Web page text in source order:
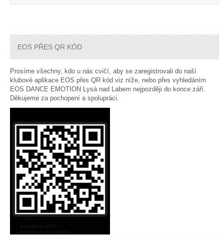
EOS PŘES QR KÓD
Prosíme všechny, kdo u nás cvičí, aby se zaregistrovali do naší
klubové aplikace EOS přes QR kód viz níže, nebo přes vyhledáním
EOS DANCE EMOTION Lysá nad Labem nejpozději do konce září.
Děkujeme za pochopení a spolupráci.